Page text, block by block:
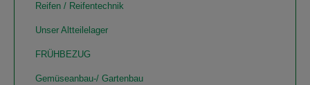
Reifen / Reifentechnik
Unser Altteilelager
FRÜHBEZUG
Gemüseanbau-/ Gartenbau